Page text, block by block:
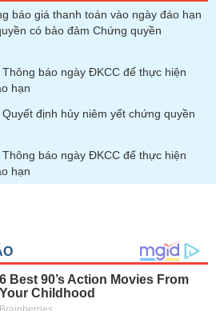
báo giá thanh toán vào ngày đáo hạn
có bảo đảm Chứng quyền
báo ngày ĐKCC để thực hiện
hạn
định hủy niêm yết chứng quyền
báo ngày ĐKCC để thực hiện
hạn